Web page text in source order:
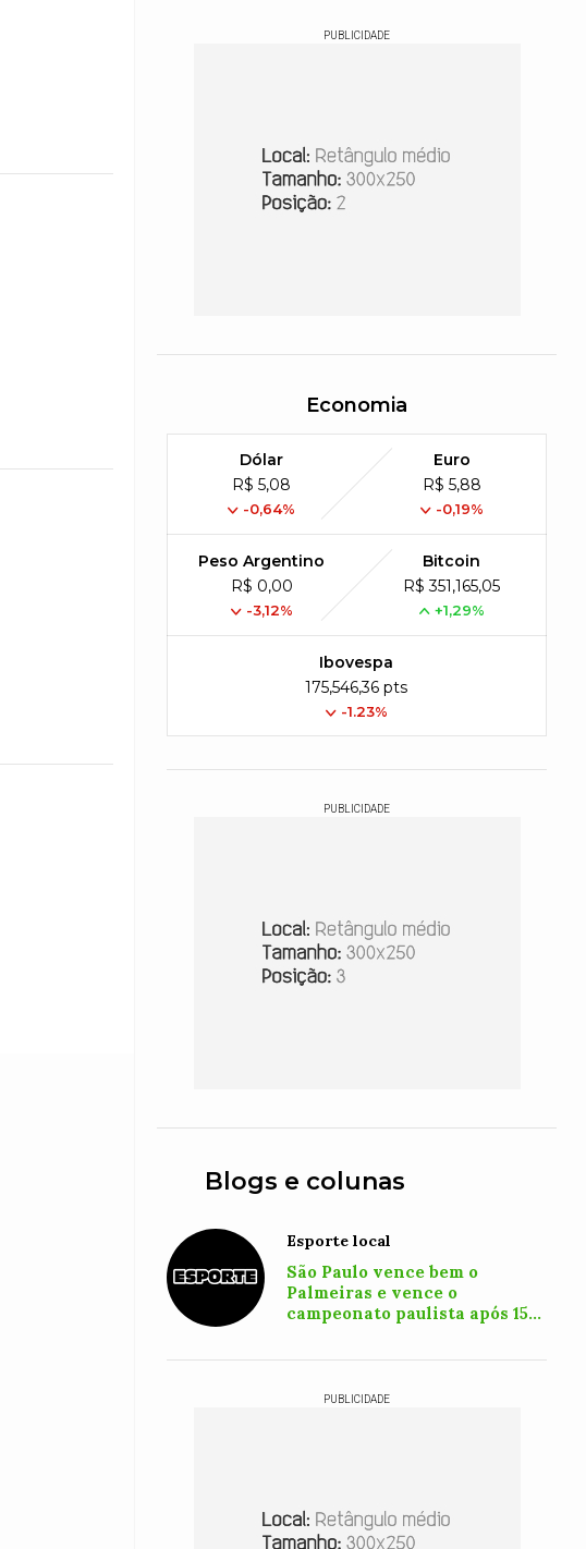
PUBLICIDADE
Economia
Dólar
R$ 5,08
-0,64%
Euro
R$ 5,88
-0,19%
Peso Argentino
R$ 0,00
-3,12%
Bitcoin
R$ 351,165,05
+1,29%
Ibovespa
175,546,36 pts
-1.23%
PUBLICIDADE
Blogs e colunas
Esporte local
São Paulo vence bem o
Palmeiras e vence o
campeonato paulista após 15
PUBLICIDADE